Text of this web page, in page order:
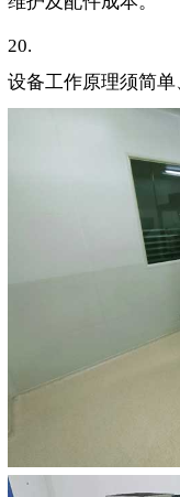
20.
设备工作原理须简